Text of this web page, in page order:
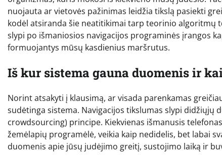
nuojauta ar vietovės pažinimas leidžia tikslą pasiekti
kodėl atsiranda šie neatitikimai tarp teorinio algoritmų
slypi po išmaniosios navigacijos programinės įrangos
formuojantys mūsų kasdienius maršrutus.
Iš kur sistema gauna duomenis ir
Norint atsakyti į klausimą, ar visada parenkamas
sudėtinga sistema. Navigacijos tikslumas slypi didžiųjų
crowdsourcing) principe. Kiekvienas išmanusis
žemėlapių programėlė, veikia kaip nedidelis, bet labai
duomenis apie jūsų judėjimo greitį, sustojimo laiką ir